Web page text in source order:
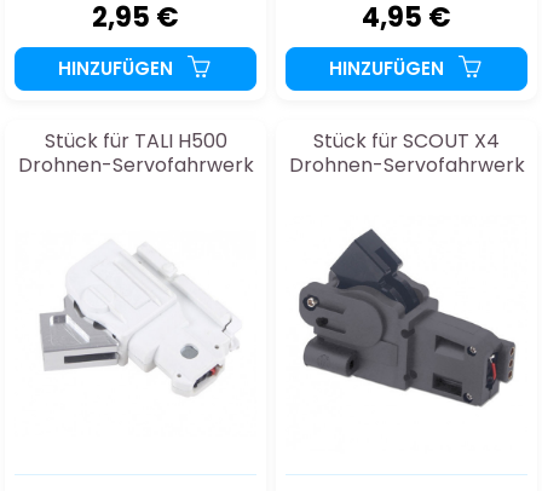
2,95 €
HINZUFÜGEN
4,95 €
HINZUFÜGEN
Stück für TALI H500
Drohnen-Servofahrwerk
Stück für SCOUT X4
Drohnen-Servofahrwerk